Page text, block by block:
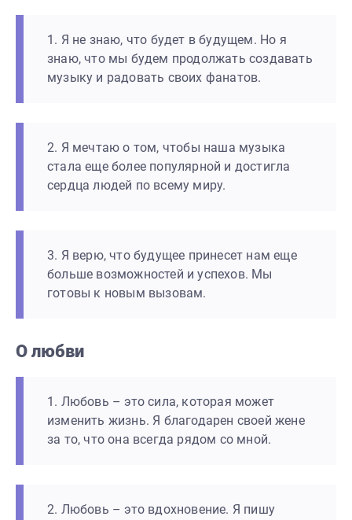
1. Я не знаю, что будет в будущем. Но я
знаю, что мы будем продолжать создавать
музыку и радовать своих фанатов.
2. Я мечтаю о том, чтобы наша музыка
стала еще более популярной и достигла
сердца людей по всему миру.
3. Я верю, что будущее принесет нам еще
больше возможностей и успехов. Мы
готовы к новым вызовам.
О любви
1. Любовь – это сила, которая может
изменить жизнь. Я благодарен своей жене
за то, что она всегда рядом со мной.
2. Любовь – это вдохновение. Я пишу